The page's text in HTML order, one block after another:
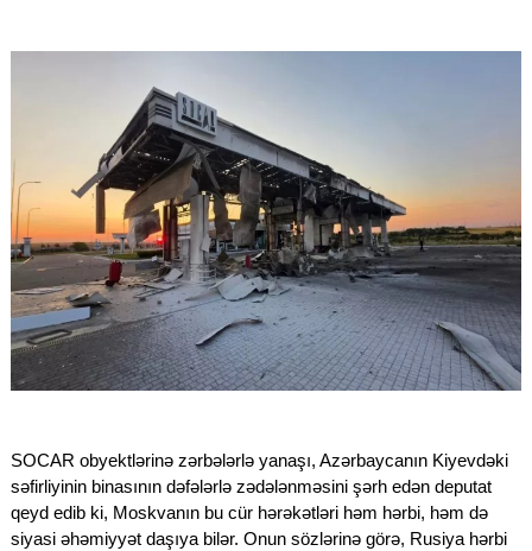
SOCAR obyektlərinə zərbələrlə yanaşı, Azərbaycanın Kiyevdəki
səfirliyinin binasının dəfələrlə zədələnməsini şərh edən deputat
qeyd edib ki, Moskvanın bu cür hərəkətləri həm hərbi, həm də
siyasi əhəmiyyət daşıya bilər. Onun sözlərinə görə, Rusiya hərbi